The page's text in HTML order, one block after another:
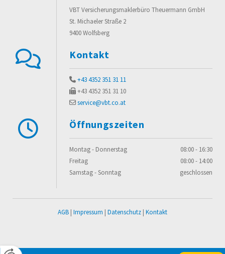
VBT Versicherungsmaklerbüro Theuermann GmbH
St. Michaeler Straße 2
9400 Wolfsberg
 Kontakt
 +43 4352 351 31 11
 +43 4352 351 31 10
 service@vbt.co.at
 Öffnungszeiten
Montag - Donnerstag
08:00 - 16:30
Freitag
08:00 - 14:00
Samstag - Sonntag
geschlossen
AGB | Impressum | Datenschutz | Kontakt